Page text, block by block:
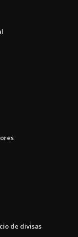
de divisas